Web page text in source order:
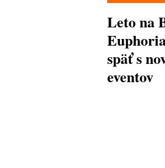
Leto na
späť s
eventov